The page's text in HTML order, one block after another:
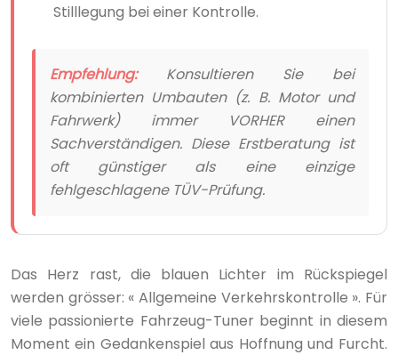
Stilllegung bei einer Kontrolle.
Empfehlung:Konsultieren Sie bei
kombinierten Umbauten (z. B. Motor und
Fahrwerk) immer VORHER einen
Sachverständigen. Diese Erstberatung ist
oft günstiger als eine einzige
fehlgeschlagene TÜV-Prüfung.
Das Herz rast, die blauen Lichter im Rückspiegel
werden grösser: « Allgemeine Verkehrskontrolle ». Für
viele passionierte Fahrzeug-Tuner beginnt in diesem
Moment ein Gedankenspiel aus Hoffnung und Furcht.